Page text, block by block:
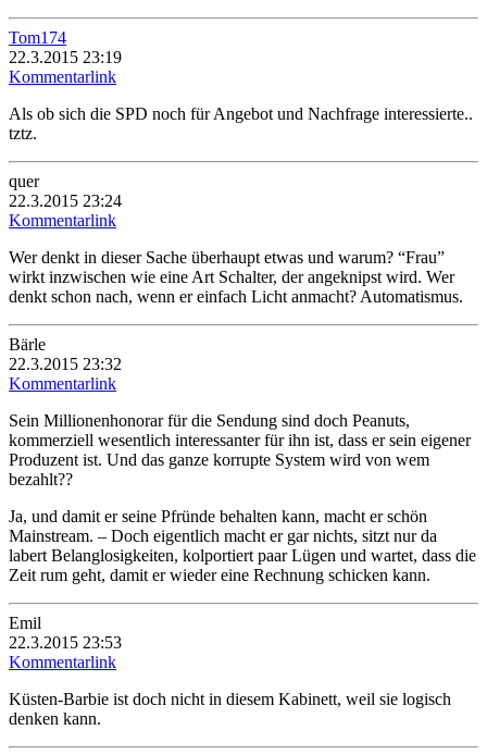
Tom174
22.3.2015 23:19
Kommentarlink
Als ob sich die SPD noch für Angebot und Nachfrage interessierte..
tztz.
quer
22.3.2015 23:24
Kommentarlink
Wer denkt in dieser Sache überhaupt etwas und warum? “Frau”
wirkt inzwischen wie eine Art Schalter, der angeknipst wird. Wer
denkt schon nach, wenn er einfach Licht anmacht? Automatismus.
Bärle
22.3.2015 23:32
Kommentarlink
Sein Millionenhonorar für die Sendung sind doch Peanuts,
kommerziell wesentlich interessanter für ihn ist, dass er sein eigener
Produzent ist. Und das ganze korrupte System wird von wem
bezahlt??
Ja, und damit er seine Pfründe behalten kann, macht er schön
Mainstream. – Doch eigentlich macht er gar nichts, sitzt nur da
labert Belanglosigkeiten, kolportiert paar Lügen und wartet, dass die
Zeit rum geht, damit er wieder eine Rechnung schicken kann.
Emil
22.3.2015 23:53
Kommentarlink
Küsten-Barbie ist doch nicht in diesem Kabinett, weil sie logisch
denken kann.